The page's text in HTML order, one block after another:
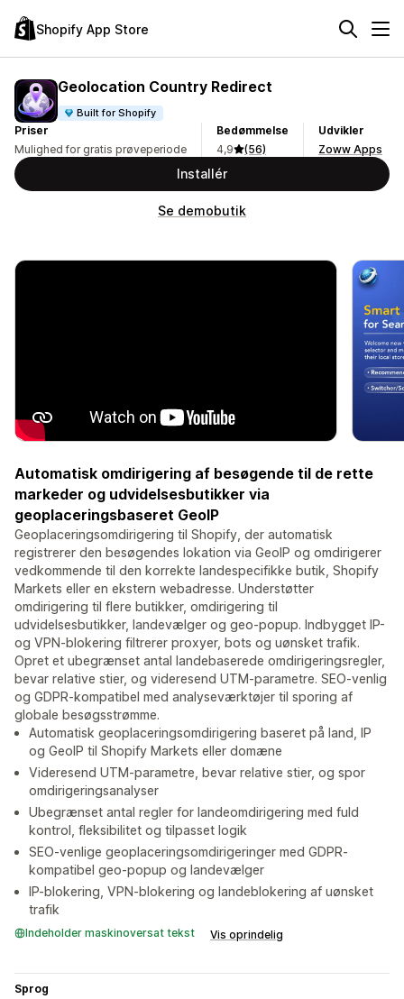
Shopify App Store
Geolocation Country Redirect
Built for Shopify
Priser
Mulighed for gratis prøveperiode
Bedømmelse
4,9
(56)
Udvikler
Zoww Apps
Installér
Se demobutik
Automatisk omdirigering af besøgende til de rette
markeder og udvidelsesbutikker via
geoplaceringsbaseret GeoIP
Geoplaceringsomdirigering til Shopify, der automatisk
registrerer den besøgendes lokation via GeoIP og omdirigerer
vedkommende til den korrekte landespecifikke butik, Shopify
Markets eller en ekstern webadresse. Understøtter
omdirigering til flere butikker, omdirigering til
udvidelsesbutikker, landevælger og geo-popup. Indbygget IP-
og VPN-blokering filtrerer proxyer, bots og uønsket trafik.
Opret et ubegrænset antal landebaserede omdirigeringsregler,
bevar relative stier, og videresend UTM-parametre. SEO-venlig
og GDPR-kompatibel med analyseværktøjer til sporing af
globale besøgsstrømme.
Automatisk geoplaceringsomdirigering baseret på land, IP
og GeoIP til Shopify Markets eller domæne
Videresend UTM-parametre, bevar relative stier, og spor
omdirigeringsanalyser
Ubegrænset antal regler for landeomdirigering med fuld
kontrol, fleksibilitet og tilpasset logik
SEO-venlige geoplaceringsomdirigeringer med GDPR-
kompatibel geo-popup og landevælger
IP-blokering, VPN-blokering og landeblokering af uønsket
trafik
Indeholder maskinoversat tekst Vis oprindelig
Sprog